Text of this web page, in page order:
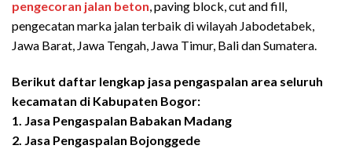
pengecoran jalan beton, paving block, cut and fill,
pengecatan marka jalan terbaik di wilayah Jabodetabek,
Jawa Barat, Jawa Tengah, Jawa Timur, Bali dan Sumatera.
Berikut daftar lengkap jasa pengaspalan area seluruh
kecamatan di Kabupaten Bogor:
1. Jasa Pengaspalan Babakan Madang
2. Jasa Pengaspalan Bojonggede